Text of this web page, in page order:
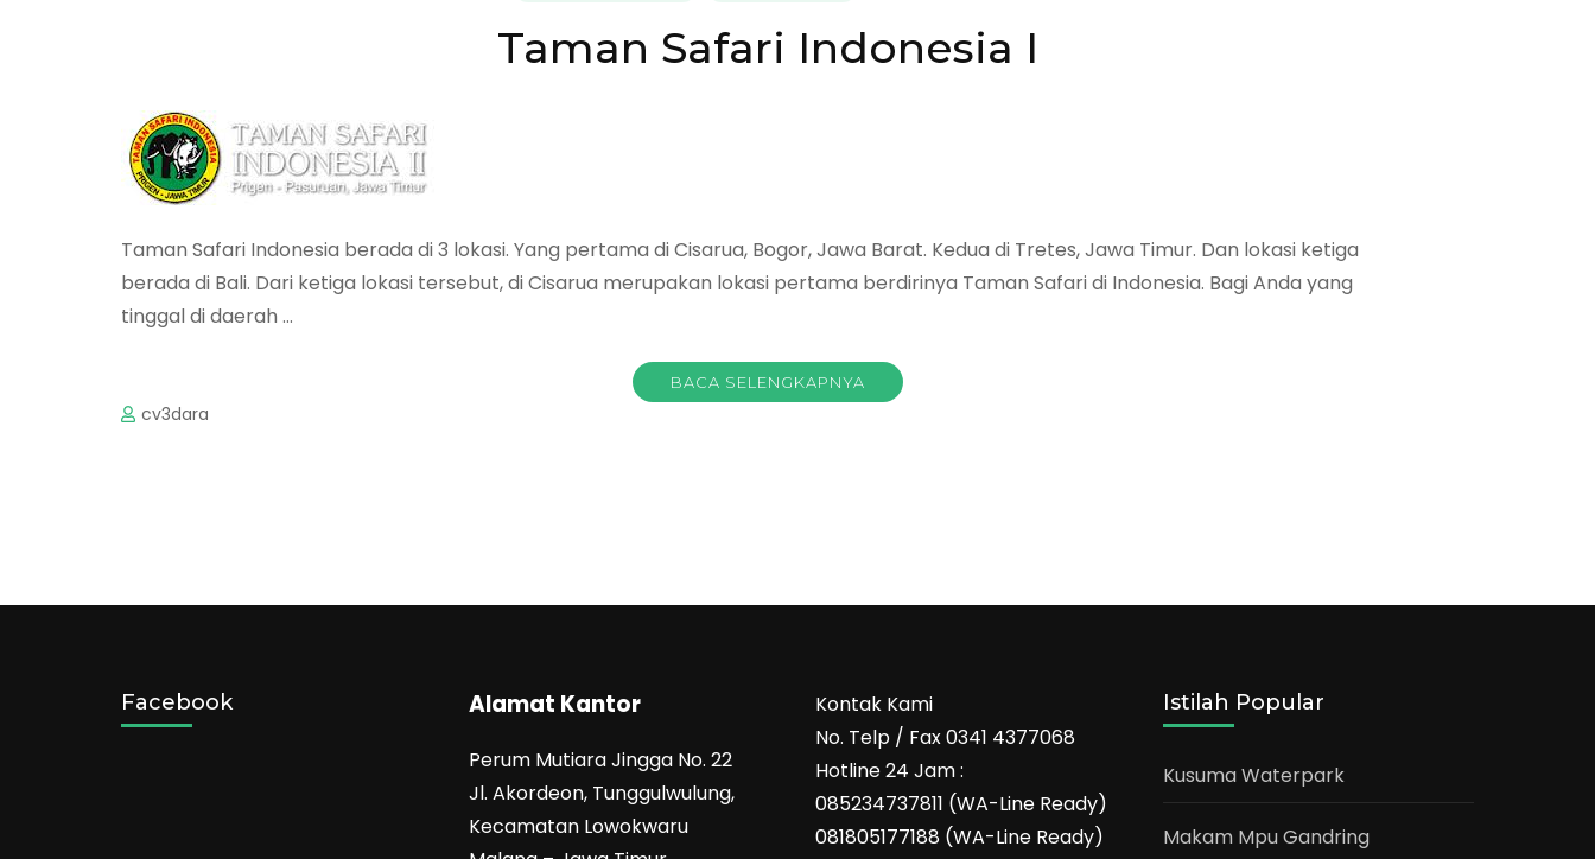
Taman Safari Indonesia I
Taman Safari Indonesia berada di 3 lokasi. Yang pertama di Cisarua, Bogor, Jawa Barat. Kedua di Tretes, Jawa Timur. Dan lokasi ketiga
berada di Bali. Dari ketiga lokasi tersebut, di Cisarua merupakan lokasi pertama berdirinya Taman Safari di Indonesia. Bagi Anda yang
tinggal di daerah …
BACA SELENGKAPNYA
cv3dara
Facebook Alamat Kantor
Perum Mutiara Jingga No. 22
Jl. Akordeon, Tunggulwulung,
Kecamatan Lowokwaru
Kontak Kami
No. Telp / Fax 0341 4377068
Hotline 24 Jam :
085234737811 (WA-Line Ready)
081805177188 (WA-Line Ready)
Istilah Popular
Kusuma Waterpark
Makam Mpu Gandring